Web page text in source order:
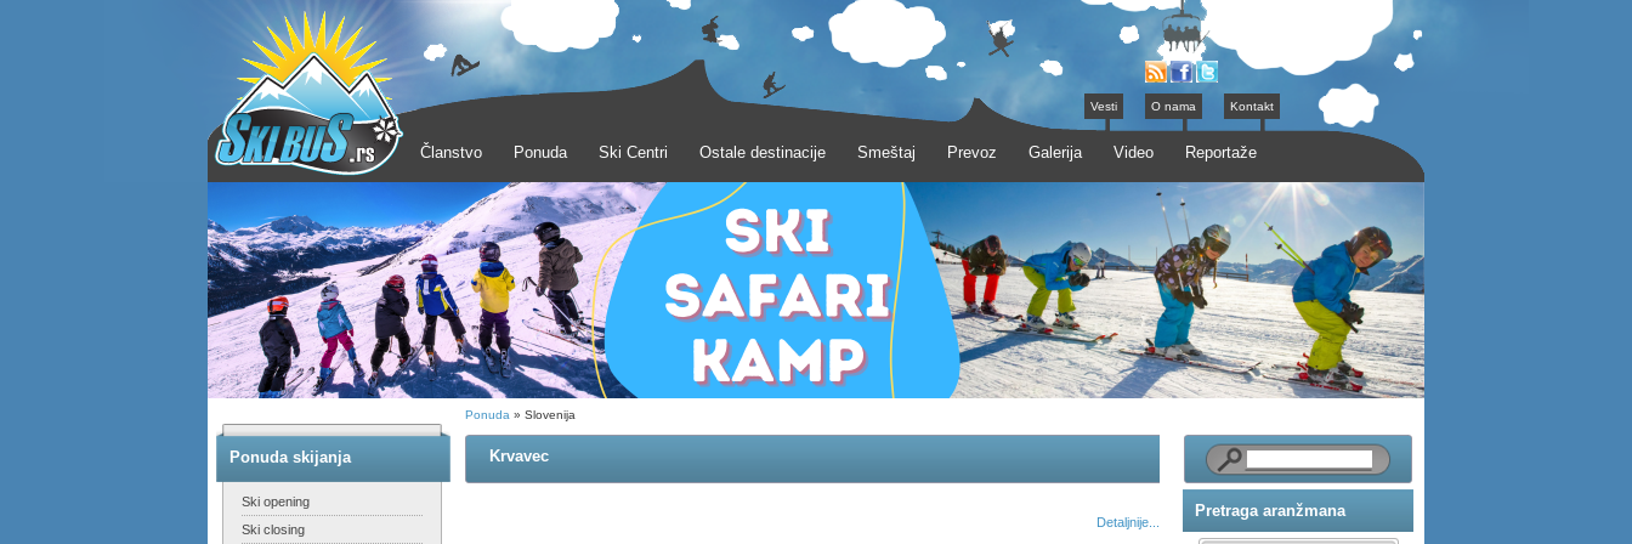
Vesti O nama Kontakt
Članstvo Ponuda Ski Centri Ostale destinacije Smeštaj Prevoz Galerija Video Reportaže
Ponuda skijanja
Ski opening
Ski closing
Ponuda » Slovenija
Krvavec
Detaljnije...
Pretraga aranžmana